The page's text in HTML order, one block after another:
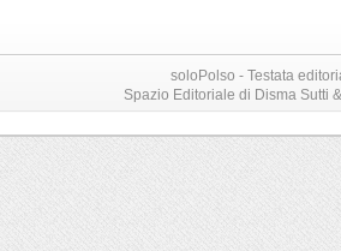
soloPolso - Testata
Spazio Editoriale di Disma Sutti